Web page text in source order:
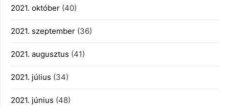
2021. október (40)
2021. szeptember (36)
2021. augusztus (41)
2021. július (34)
2021. június (48)